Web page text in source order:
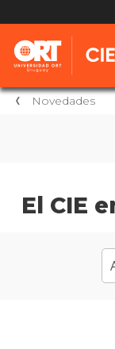
Novedades
El CIE